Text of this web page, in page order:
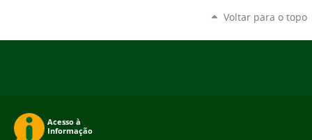
Voltar para o topo